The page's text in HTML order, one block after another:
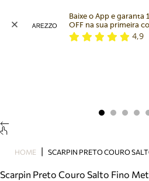
Bolsa
Tamanco
Baixe o App e garanta
OFF na sua primeira
4,9
HOME SCARPIN PRETO COURO
Scarpin Preto Couro Salto Fino